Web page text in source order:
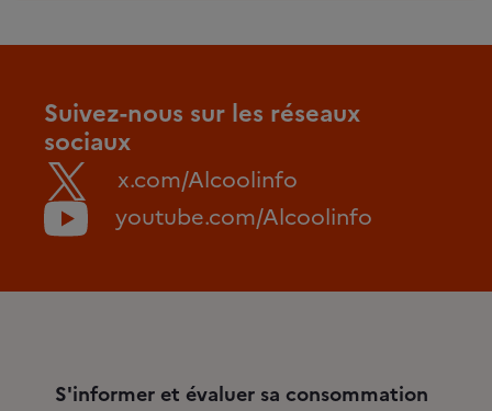
Suivez-nous sur les réseaux
sociaux
x.com/Alcoolinfo
youtube.com/Alcoolinfo
S'informer et évaluer sa consommation